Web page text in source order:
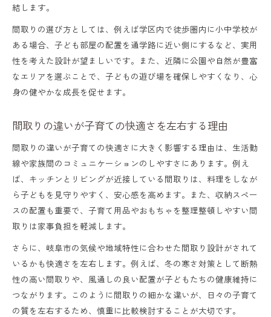
理想の学区と共に選ぶ間取りのポイント
学区選びと間取り比較のベストな進め方
子供の通学を考慮した間取りの選択術
人気学区と間取りで見落としがちな注意点
間取り比較で学区ごとの暮らしやすさを知
豊かな自然と利便性を両立する間取り発見
自然と利便性を活かす間取り比較の秘訣
公園近くの間取りで実現する安心子育て
間取り工夫で自然と共存する暮らしを提案
利便性重視の間取りとその活用方法
自然と都市機能を両立した間取り選び
家族の未来を見据えた間取り選択のヒント
将来設計に合う間取り比較の重要ポイント
結します。
間取りの選び方としては、例えば学区内で徒歩圏内に小中学校が
ある場合、子ども部屋の配置を通学路に近い側にするなど、実用
性を考えた設計が望ましいです。また、近隣に公園や自然が豊富
なエリアを選ぶことで、子どもの遊び場を確保しやすくなり、心
身の健やかな成長を促せます。
間取りの違いが子育ての快適さを左右する理由
間取りの違いが子育ての快適さに大きく影響する理由は、生活動
線や家族間のコミュニケーションのしやすさにあります。例え
ば、キッチンとリビングが近接している間取りは、料理をしなが
ら子どもを見守りやすく、安心感を高めます。また、収納スペー
スの配置も重要で、子育て用品やおもちゃを整理整頓しやすい間
取りは家事負担を軽減します。
さらに、岐阜市の気候や地域特性に合わせた間取り設計がされて
いるかも快適さを左右します。例えば、冬の寒さ対策として断熱
性の高い間取りや、風通しの良い配置が子どもたちの健康維持に
つながります。このように間取りの細かな違いが、日々の子育て
の質を左右するため、慎重に比較検討することが大切です。